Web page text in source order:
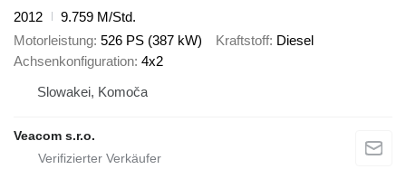
2012
9.759 M/Std.
Motorleistung 526 PS (387 kW) Kraftstoff Diesel
Achsenkonfiguration 4x2
Slowakei, Komoča
Veacom s.r.o.